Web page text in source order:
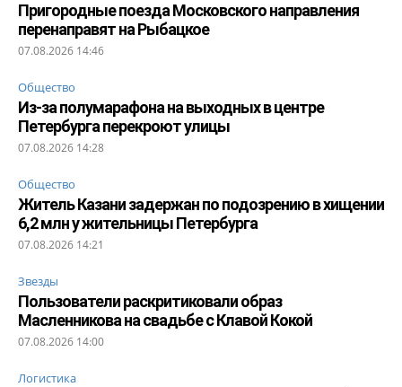
Пригородные поезда Московского направления
перенаправят на Рыбацкое
07.08.2026 14:46
Общество
Из-за полумарафона на выходных в центре
Петербурга перекроют улицы
07.08.2026 14:28
Общество
Житель Казани задержан по подозрению в хищении
6,2 млн у жительницы Петербурга
07.08.2026 14:21
Звезды
Пользователи раскритиковали образ
Масленникова на свадьбе с Клавой Кокой
07.08.2026 14:00
Логистика